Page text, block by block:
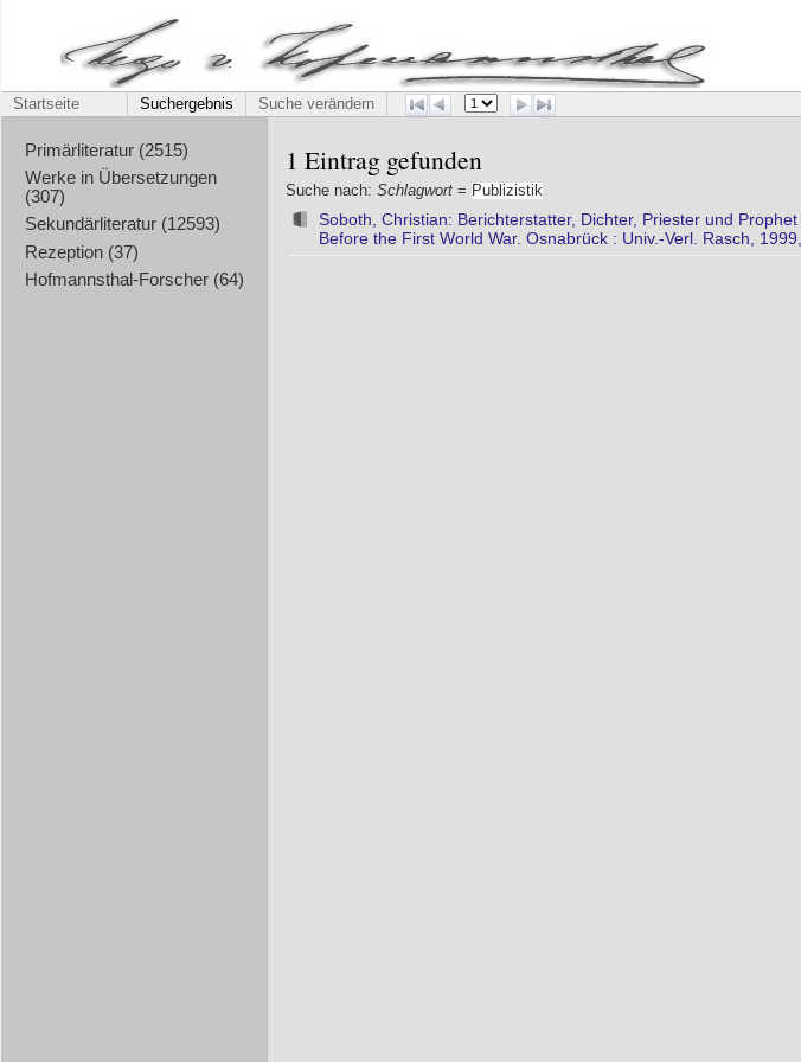
Startseite Suchergebnis Suche verändern
Primärliteratur (2515)
Werke in Übersetzungen
(307)
Sekundärliteratur (12593)
Rezeption (37)
Hofmannsthal-Forscher (64)
1 Eintrag gefunden
Suche nach: Schlagwort = Publizistik
Soboth, Christian: Berichterstatter, Dichter, Priester und
Before the First World War. Osnabrück : Univ.-Verl. Rasch,